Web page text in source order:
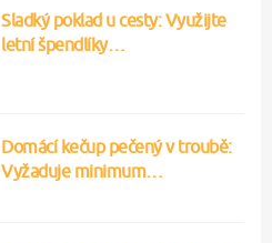
Sladký poklad u cesty: Využijte
letní špendlíky…
Domácí kečup pečený v troubě:
Vyžaduje minimum…